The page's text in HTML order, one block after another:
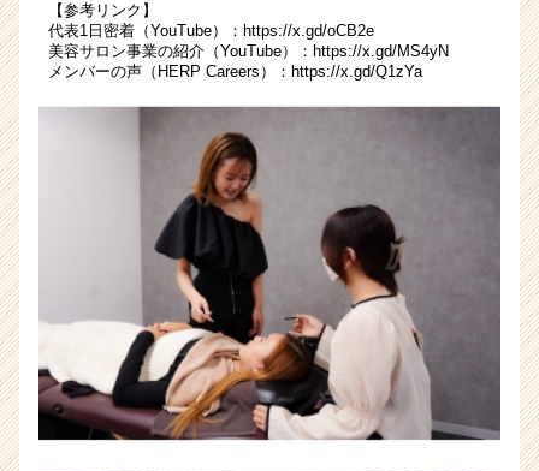
【参考リンク】
代表1日密着（YouTube）： https://x.gd/oCB2e
美容サロン事業の紹介（YouTube）： https://x.gd/MS4yN
メンバーの声（HERP Careers）： https://x.gd/Q1zYa